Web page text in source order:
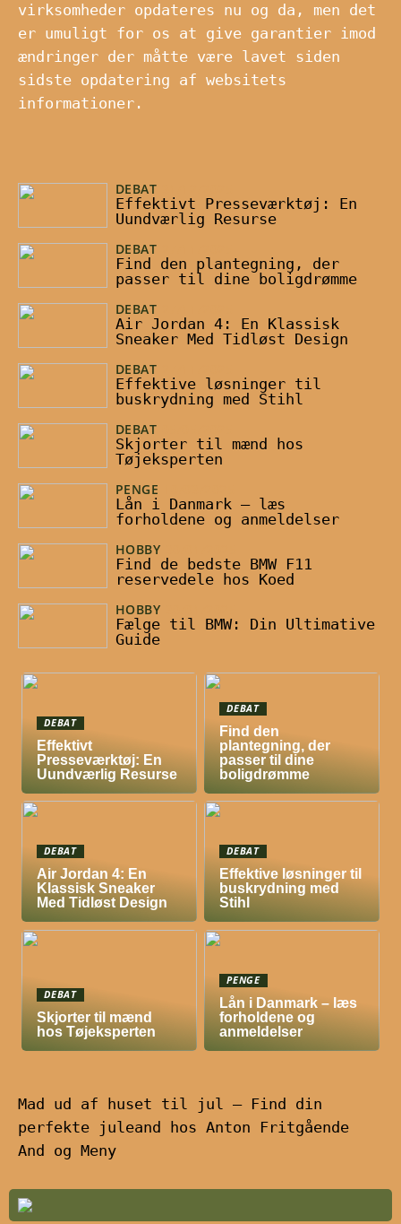
virksomheder opdateres nu og da, men det
er umuligt for os at give garantier imod
ændringer der måtte være lavet siden
sidste opdatering af websitets
informationer.
DEBAT
Effektivt Presseværktøj: En
Uundværlig Resurse
DEBAT
Find den plantegning, der
passer til dine boligdrømme
DEBAT
Air Jordan 4: En Klassisk
Sneaker Med Tidløst Design
DEBAT
Effektive løsninger til
buskrydning med Stihl
DEBAT
Skjorter til mænd hos
Tøjeksperten
PENGE
Lån i Danmark – læs
forholdene og anmeldelser
HOBBY
Find de bedste BMW F11
reservedele hos Koed
HOBBY
Fælge til BMW: Din Ultimative
Guide
DEBAT
Effektivt
Presseværktøj: En
Uundværlig Resurse
DEBAT
Find den
plantegning, der
passer til dine
boligdrømme
DEBAT
Air Jordan 4: En
Klassisk Sneaker
Med Tidløst Design
DEBAT
Effektive løsninger til
buskrydning med
Stihl
DEBAT
Skjorter til mænd
hos Tøjeksperten
PENGE
Lån i Danmark – læs
forholdene og
anmeldelser
Mad ud af huset til jul – Find din
perfekte juleand hos Anton Fritgående
And og Meny